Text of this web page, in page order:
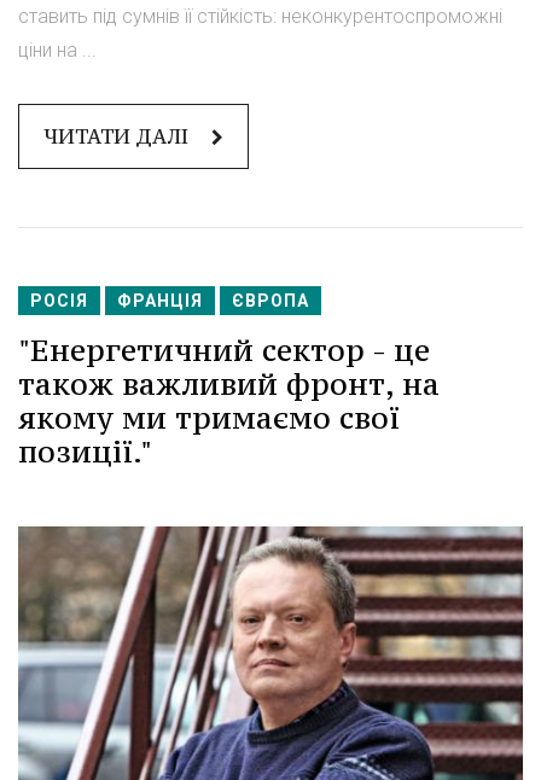
ставить під сумнів її стійкість: неконкурентоспроможні
ціни на ...
ЧИТАТИ ДАЛІ
РОСІЯ ФРАНЦІЯ ЄВРОПА
"Енергетичний сектор - це
також важливий фронт, на
якому ми тримаємо свої
позиції."